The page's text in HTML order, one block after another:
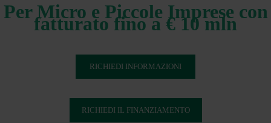
Per Micro e Piccole Imprese con
fatturato fino a € 10 mln
RICHIEDI INFORMAZIONI
RICHIEDI IL FINANZIAMENTO